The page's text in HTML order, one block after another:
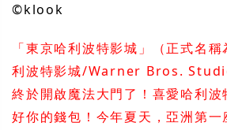
©klook
「東京哈利波特影城」（正式名
利波特影城/Warner Bros.
終於開啟魔法大門了！喜愛哈利
好你的錢包！今年夏天，亞洲第一